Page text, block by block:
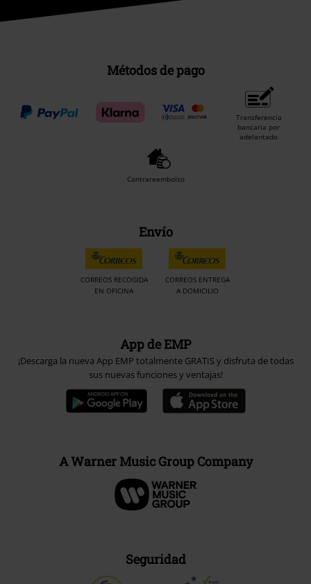
Métodos de pago
Transferencia
bancaria por
adelantado
Contrareembolso
Envío
CORREOS RECOGIDA
EN OFICINA
CORREOS ENTREGA
A DOMICILIO
App de EMP
¡Descarga la nueva App EMP totalmente GRATIS y disfruta de todas
sus nuevas funciones y ventajas!
A Warner Music Group Company
Seguridad